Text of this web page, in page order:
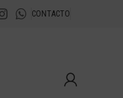
CONTACTO